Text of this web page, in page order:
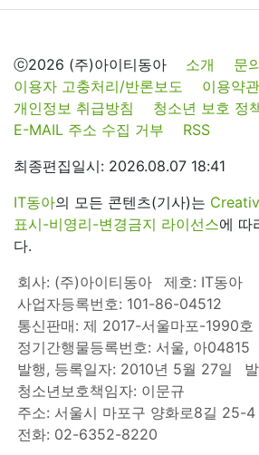
ⓒ2026 (주)아이티동아 소개
문
이용자 고충처리/반론보도
이용약
개인정보 취급방침
청소년 보호 정
E-MAIL 주소 수집 거부
RSS
최종편집일시: 2026.08.07 18:41
IT동아의 모든 콘텐츠(기사)는
표시-비영리-변경금지 라이선스에 따
다.
회사: (주)아이티동아
제호: IT동아
사업자등록번호: 101-86-04512
통신판매: 제 2017-서울마포-1990호
정기간행물등록번호: 서울, 아04815
발행, 등록일자: 2010년 5월 27일
청소년보호책임자: 이문규
주소: 서울시 마포구 양화로8길 25-
전화: 02-6352-8220